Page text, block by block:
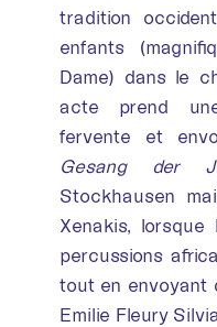
tradition
enfants
Dame) dans le
acte prend
fervente et
Gesang der
Stockhausen
Xenakis,
percussions
tout en envoyant
Emilie Fleury